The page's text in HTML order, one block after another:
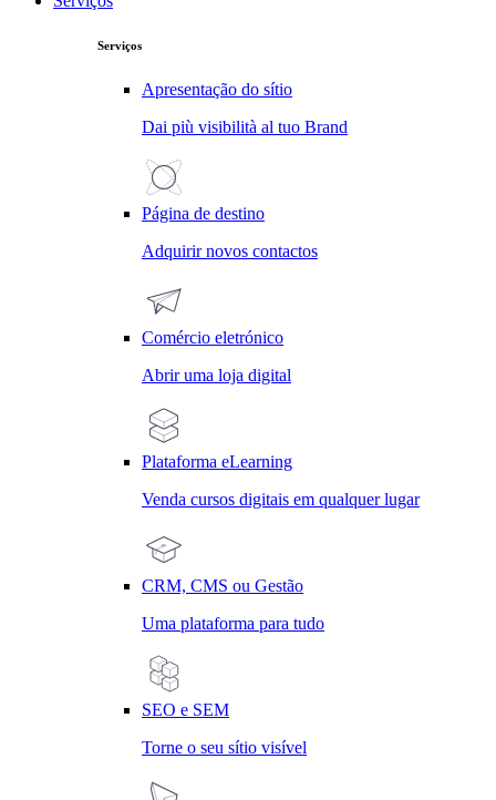
Serviços
Apresentação do sítio
Dai più visibilità al tuo Brand
Página de destino
Adquirir novos contactos
Comércio eletrónico
Abrir uma loja digital
Plataforma eLearning
Venda cursos digitais em qualquer lugar
CRM, CMS ou Gestão
Uma plataforma para tudo
SEO e SEM
Torne o seu sítio visível